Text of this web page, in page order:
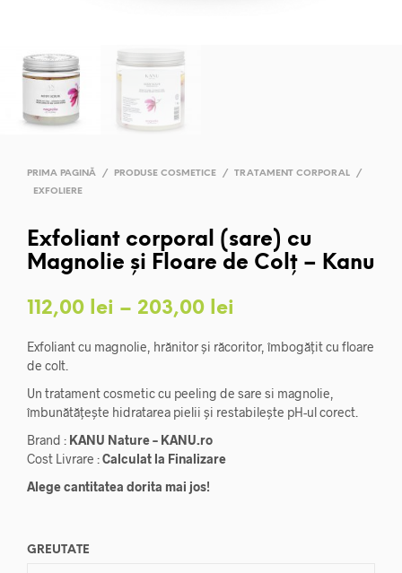
PRIMA PAGINĂ / PRODUSE COSMETICE / TRATAMENT CORPORAL
/
EXFOLIERE
Exfoliant corporal (sare) cu
Magnolie și Floare de Colț – Kanu
112,00 lei – 203,00 lei
de
112,00 lei
până
Exfoliant cu magnolie, hrănitor și răcoritor, îmbogățit cu floare
de colt.
Un tratament cosmetic cu peeling de sare si magnolie,
îmbunătățește hidratarea pielii și restabilește pH-ul corect.
Brand : KANU Nature – KANU.ro
Cost Livrare :Calculat la Finalizare
Alege cantitatea dorita mai jos!
GREUTATE